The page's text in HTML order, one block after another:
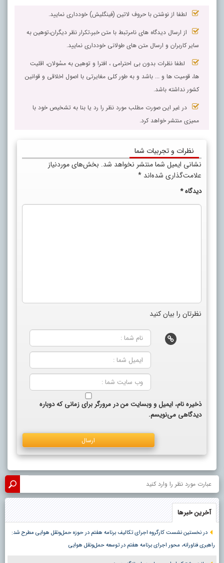
لطفا از نوشتن با حروف لاتین (فینگلیش) خودداری نمایید.
از ارسال دیدگاه های نامرتبط با متن خبر،تکرار نظر دیگران،توهین به
سایر کاربران و ارسال متن های طولانی خودداری نمایید.
لطفا نظرات بدون بی احترامی ، افترا و توهین به مسٔولان، اقلیت
ها، قومیت ها و ... باشد و به طور کلی مغایرتی با اصول اخلاقی و قوانین
کشور نداشته باشد.
در غیر این صورت مطلب مورد نظر را رد یا بنا به تشخیص خود با
ممیزی منتشر خواهد کرد.
نظرات و تجربیات شما
نشانی ایمیل شما منتشر نخواهد شد. بخش‌های موردنیاز
علامت‌گذاری شده‌اند *
دیدگاه*
نظرتان را بیان کنید
ذخیره نام، ایمیل و وبسایت من در مرورگر برای زمانی که دوباره
دیدگاهی می‌نویسم.
آخرین خبرها
در نخستین نشست کارگروه اجرای تکالیف برنامه هفتم در حوزه حمل‌ونقل هوایی مطرح شد:
راهبری فناورانه، محور اجرای برنامه هفتم در توسعه حمل‌ونقل هوایی